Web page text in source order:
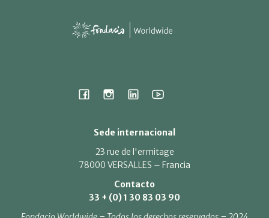
Sede internacional
23 rue de l'ermitage
78000 VERSALLES – Francia
Contacto
33 + (0) 1 30 83 03 90